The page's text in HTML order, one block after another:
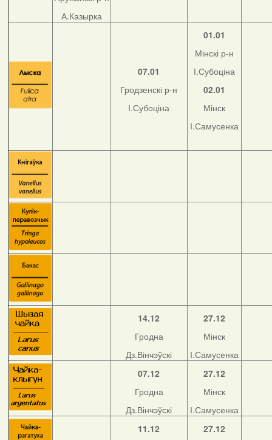
А.Казырка
07.01
Гродзенскі р-н
І.Субоціна
01.01
Мінскі р-н
І.Субоціна
02.01
Мінск
І.Самусенка
14.12
Гродна
Дз.Вінчэўскі
27.12
Мінск
І.Самусенка
07.12
Гродна
Дз.Вінчэўскі
27.12
Мінск
І.Самусенка
11.12
27.12